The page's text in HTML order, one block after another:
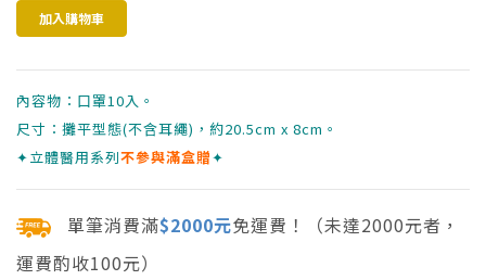
內容物：口罩10入。
尺寸：攤平型態(不含耳繩)，約20.5cm x 8cm。
✦立體醫用系列不參與滿盒贈✦
單筆消費滿$2000元免運費！（未達2000元者，
運費酌收100元）